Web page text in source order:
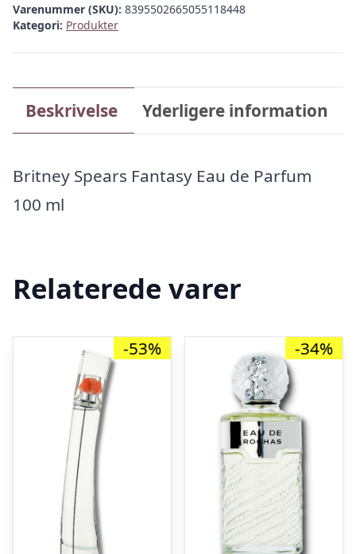
Varenummer (SKU): 8395502665055118448
Kategori: Produkter
Beskrivelse Yderligere information
Britney Spears Fantasy Eau de Parfum
100 ml
Relaterede varer
-53% -34%